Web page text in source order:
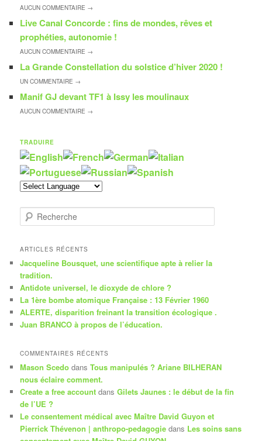
AUCUNCOMMENTAIRE →
Live Canal Concorde : fins de mondes, rêves et
prophéties, autonomie !
AUCUNCOMMENTAIRE →
La Grande Constellation du solstice d’hiver 2020 !
UNCOMMENTAIRE →
Manif GJ devant TF1 à Issy les moulinaux
AUCUNCOMMENTAIRE →
TRADUIRE
e
h
r
c
h
e
ARTICLES RÉCENTS
Jacqueline Bousquet, une scientifique apte à relier la
tradition.
Antidote universel, le dioxyde de chlore ?
La 1ère bombe atomique Française : 13 Février 1960
ALERTE, disparition freinant la transition écologique .
Juan BRANCO à propos de l’éducation.
COMMENTAIRES RÉCENTS
Mason Scedo dansTous manipulés ? Ariane BILHERAN
nous éclaire comment.
Create a free account dansGilets Jaunes : le début de la fin
de l’UE ?
Le consentement médical avec Maître David Guyon et
Pierrick Thévenon | anthropo-pedagogie dans Les soins sans